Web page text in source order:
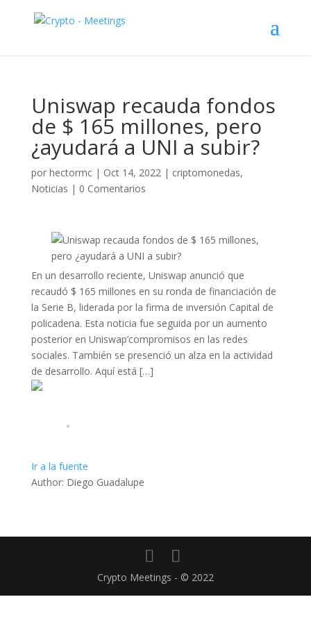
Uniswap recauda fondos
de $ 165 millones, pero
¿ayudará a UNI a subir?
por hectormc| Oct 14, 2022| criptomonedas,
Noticias | 0 Comentarios
En un desarrollo reciente, Uniswap anunció que
recaudó $ 165 millones en su ronda de financiación de
la Serie B, liderada por la firma de inversión Capital de
policadena. Esta noticia fue seguida por un aumento
posterior en Uniswap’compromisos en las redes
sociales. También se presenció un alza en la actividad
de desarrollo. Aquí está […]
Ir a la fuente
Author: Diego Guadalupe
Crypto Meetings - © 2022